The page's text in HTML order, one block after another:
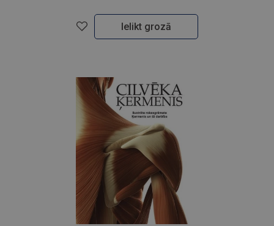
Ielikt grozā